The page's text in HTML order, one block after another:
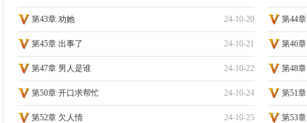
24-10-20
第43章 劝她 第44
24-10-21
第45章 出事了 第46
24-10-22
第47章 男人是谁 第48
24-10-24
第50章 开口求帮忙 第51
24-10-25
第52章 欠人情 第53